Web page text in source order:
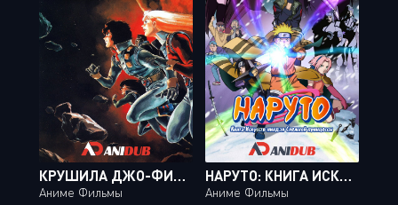
Аниме Фильмы Аниме Фильмы